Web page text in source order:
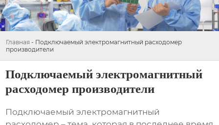
Главная - Подключаемый электромагнитный расходомер
производители
Подключаемый электромагнитный
расходомер производители
Подключаемый электромагнитный